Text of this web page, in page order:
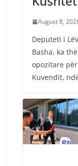
Basha, ka
opozitare
Kuvendit,